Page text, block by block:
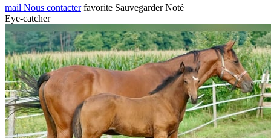
mail Nous contacter favorite Sauvegarder Noté
Eye-catcher